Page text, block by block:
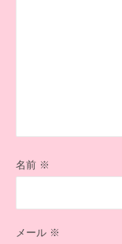
名前 ※
メール ※